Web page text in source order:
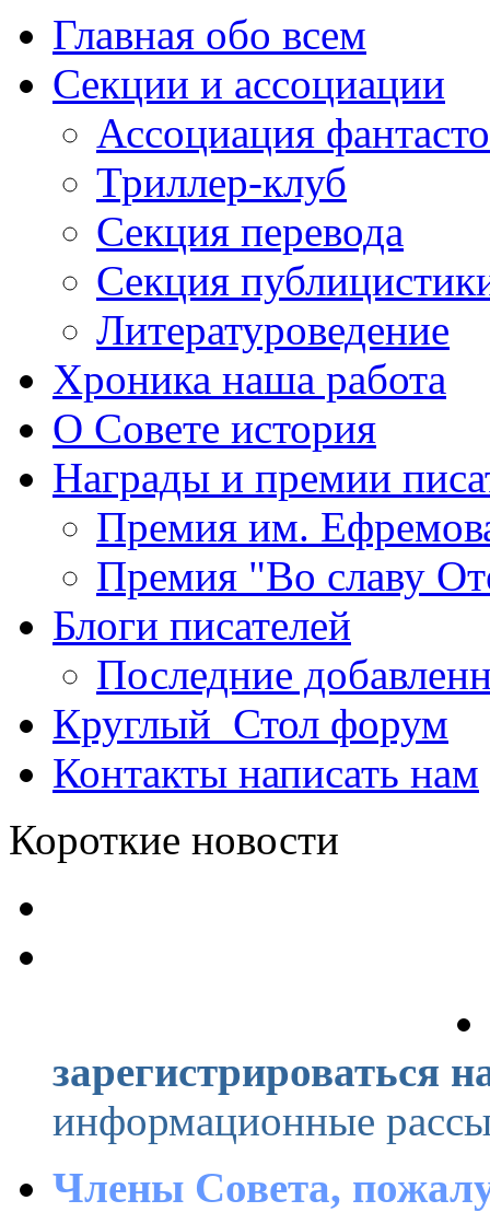
Главная обо всем
Секции и ассоциации
Ассоциация
Триллер-клуб
Секция перевода
Секция
Литературоведение
Хроника наша работа
О Совете история
Награды и премии
Премия им.
Премия "Во славу
Блоги писателей
Последние
Круглый_Стол форум
Контакты написать нам
Короткие новости
зарегистрироваться
информационные
Члены Совета,